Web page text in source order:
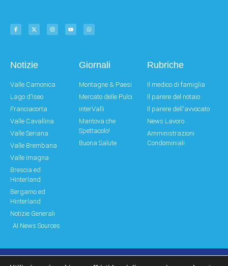
Notizie
Valle Camonica
Lago d'Iseo
Franciacorta
Valle Cavallina
Valle Seriana
Valle Brembana
Valle Imagna
Brescia ed
Hinterland
Bergamo ed
Hinterland
Notizie Generali
AI News Sources
Giornali
Montagne & Paesi
Mercato delle Pulci
interValli
Mantova che
Spettacolo!
Buona Salute
Rubriche
Il medico di famiglia
Il parere del notaio
Il parere dell'avvocato
News Lavoro
Amministrazioni
Condominiali